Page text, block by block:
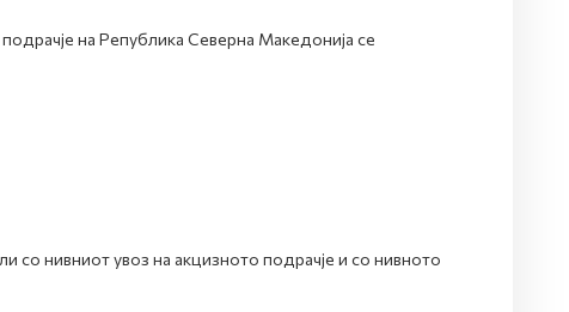
на Република Северна Македонија се
нивниот увоз на акцизното подрачје и со нивното